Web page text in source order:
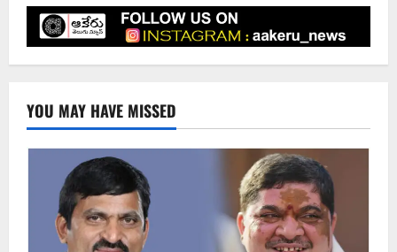
YOU MAY HAVE MISSED